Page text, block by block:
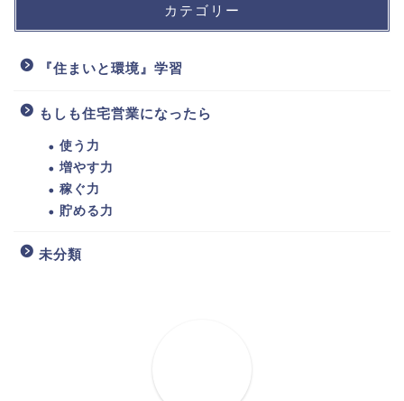
カテゴリー
『住まいと環境』学習
もしも住宅営業になったら
使う力
増やす力
稼ぐ力
貯める力
未分類